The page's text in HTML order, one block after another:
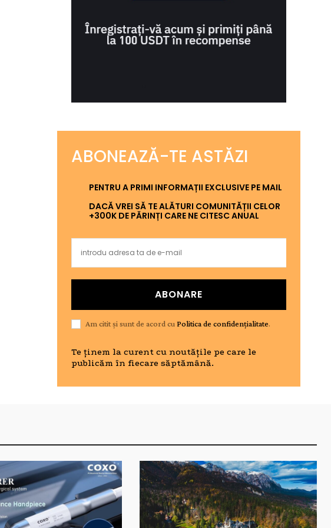
ABONEAZĂ-TE ASTĂZI
PENTRU A PRIMI INFORMAȚII EXCLUSIVE PE MAIL
DACĂ VREI SĂ TE ALĂTURI COMUNITĂȚII CELOR
+300K DE PĂRINȚI CARE NE CITESC ANUAL
ABONARE
Am citit și sunt de acord cuPolitica de confidențialitate.
Te ținem la curent cu noutățile pe care le
publicăm în fiecare săptămână.